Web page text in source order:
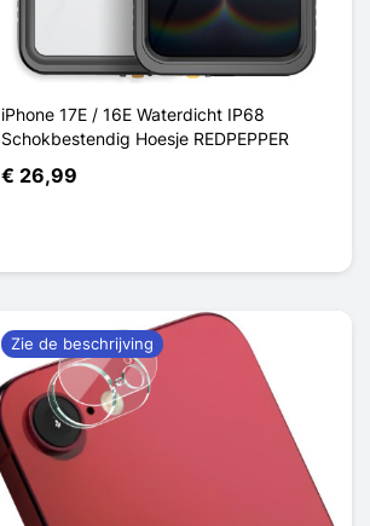
iPhone 17E / 16E Waterdicht IP68
Schokbestendig Hoesje REDPEPPER
€ 26,99
Zie de beschrijving